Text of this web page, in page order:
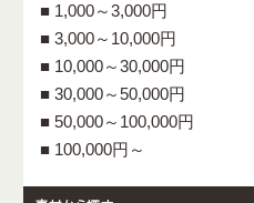
■ 1,000～3,000円
■ 3,000～10,000円
■ 10,000～30,000円
■ 30,000～50,000円
■ 50,000～100,000円
■ 100,000円～